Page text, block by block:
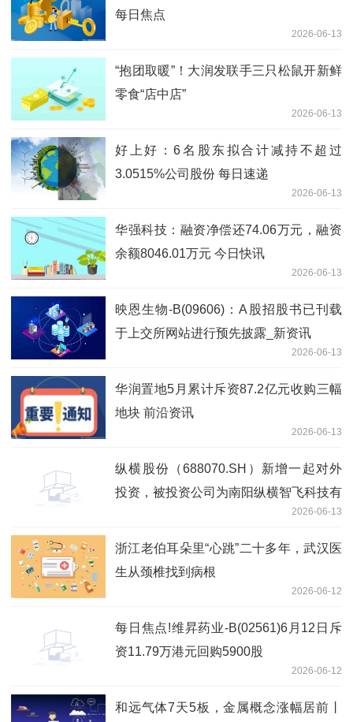
每日焦点
2026-06-13
“抱团取暖”！大润发联手三只松鼠开新鲜
零食“店中店”
2026-06-13
好上好：6名股东拟合计减持不超过
3.0515%公司股份 每日速递
2026-06-13
华强科技：融资净偿还74.06万元，融资
余额8046.01万元 今日快讯
2026-06-13
映恩生物-B(09606)：A股招股书已刊载
于上交所网站进行预先披露_新资讯
2026-06-13
华润置地5月累计斥资87.2亿元收购三幅
地块 前沿资讯
2026-06-13
纵横股份（688070.SH）新增一起对外
投资，被投资公司为南阳纵横智飞科技有
2026-06-13
浙江老伯耳朵里“心跳”二十多年，武汉医
生从颈椎找到病根
2026-06-12
每日焦点!维昇药业-B(02561)6月12日斥
资11.79万港元回购5900股
2026-06-12
和远气体7天5板，金属概念涨幅居前丨